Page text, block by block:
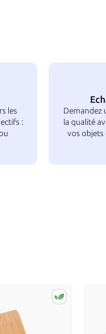
les
:
Demandez
la qualité
vos objets